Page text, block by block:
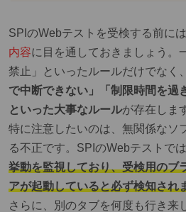
SPIのWebテストを受検する前に
内容に目を通しておきましょう。
禁止」といったルールだけでなく、
で中断できない」「制限時間を過
といった大事なルールが存在しま
特に注意したいのは、無関係なソ
る不正です。SPIのWebテストでは
挙動を監視しており、受検用のブ
アが起動していると必ず検知され
さらに、別のタブを何度も行き来